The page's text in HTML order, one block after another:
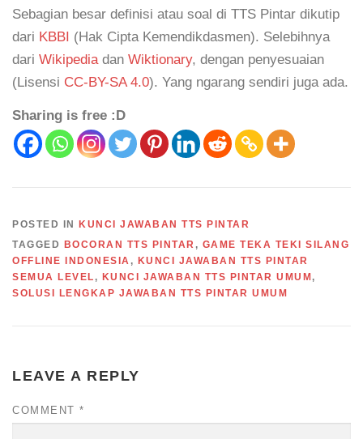
Sebagian besar definisi atau soal di TTS Pintar dikutip
dari KBBI (Hak Cipta Kemendikdasmen). Selebihnya
dari Wikipediadan Wiktionary, dengan penyesuaian
(Lisensi CC-BY-SA 4.0). Yang ngarang sendiri juga ada.
Sharing is free :D
POSTED IN
KUNCI JAWABAN TTS PINTAR
TAGGED
BOCORAN TTS PINTAR , GAME TEKA TEKI SILANG
OFFLINE INDONESIA , KUNCI JAWABAN TTS PINTAR
SEMUA LEVEL , KUNCI JAWABAN TTS PINTAR UMUM ,
SOLUSI LENGKAP JAWABAN TTS PINTAR UMUM
LEAVE A REPLY
COMMENT *